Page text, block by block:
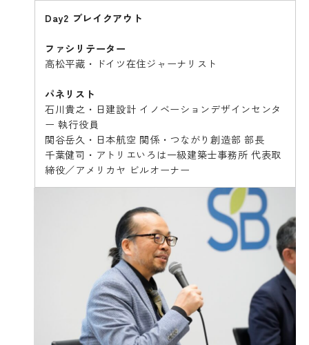
Day2 ブレイクアウト
ファシリテーター
高松平藏・ドイツ在住ジャーナリスト
パネリスト
石川貴之・日建設計 イノベーションデザインセンタ
ー 執行役員
関谷岳久・日本航空 関係・つながり創造部 部長
千葉健司・アトリエいろは一級建築士事務所 代表取
締役／アメリカヤ ビルオーナー